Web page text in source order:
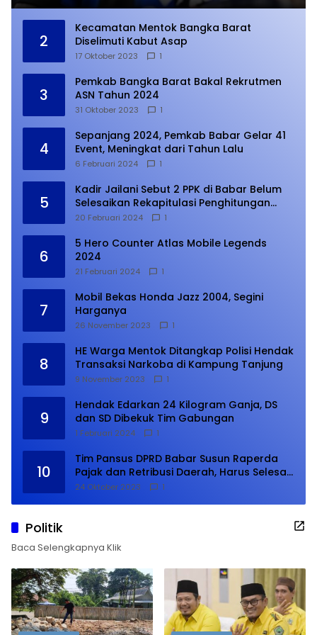
2
Kecamatan Mentok Bangka Barat
Diselimuti Kabut Asap
17 Oktober 2023 1
3
Pemkab Bangka Barat Bakal Rekrutmen
ASN Tahun 2024
31 Oktober 2023 1
4
Sepanjang 2024, Pemkab Babar Gelar 41
Event, Meningkat dari Tahun Lalu
6 Februari 2024 1
5
Kadir Jailani Sebut 2 PPK di Babar Belum
Selesaikan Rekapitulasi Penghitungan
Suara
20 Februari 2024 1
6
5 Hero Counter Atlas Mobile Legends
2024
21 Februari 2024 1
7
Mobil Bekas Honda Jazz 2004, Segini
Harganya
26 November 2023 1
8
HE Warga Mentok Ditangkap Polisi Hendak
Transaksi Narkoba di Kampung Tanjung
9 November 2023 1
9
Hendak Edarkan 24 Kilogram Ganja, DS
dan SD Dibekuk Tim Gabungan
1 Februari 2024 1
10
Tim Pansus DPRD Babar Susun Raperda
Pajak dan Retribusi Daerah, Harus Selesai
Januari 2024
24 Oktober 2023 1
Politik
Baca Selengkapnya Klik